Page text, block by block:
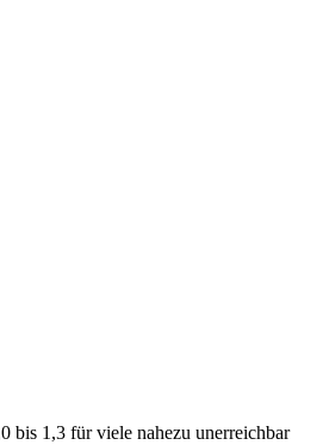
bis 1,3 für viele nahezu unerreichbar